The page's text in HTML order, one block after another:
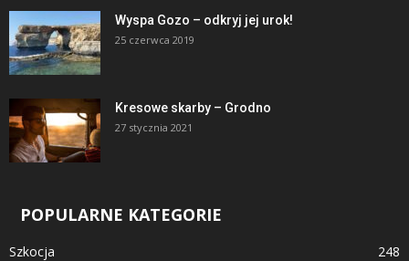
Wyspa Gozo – odkryj jej urok!
25 czerwca 2019
Kresowe skarby – Grodno
27 stycznia 2021
POPULARNE KATEGORIE
Szkocja
248